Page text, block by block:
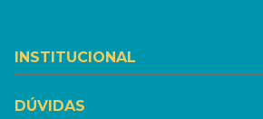
INSTITUCIONAL
DÚVIDAS